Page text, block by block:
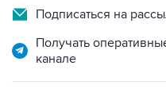
Подписаться на
Получать
канале